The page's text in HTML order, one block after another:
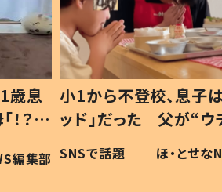
フテ
食”を
編集部
ひ孫にデレデレな80
が、抱っこすると…ひ
「涙が出ました」「可
い」
ほ・とせ